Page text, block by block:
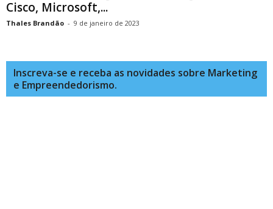
Cisco, Microsoft,...
Thales Brandão - 9 de janeiro de 2023
Inscreva-se e receba as novidades sobre Marketing
e Empreendedorismo.